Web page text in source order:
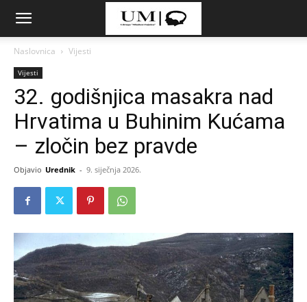
Naslovnica Vijesti
Vijesti
32. godišnjica masakra nad
Hrvatima u Buhinim Kućama
– zločin bez pravde
Objavio Urednik - 9. siječnja 2026.